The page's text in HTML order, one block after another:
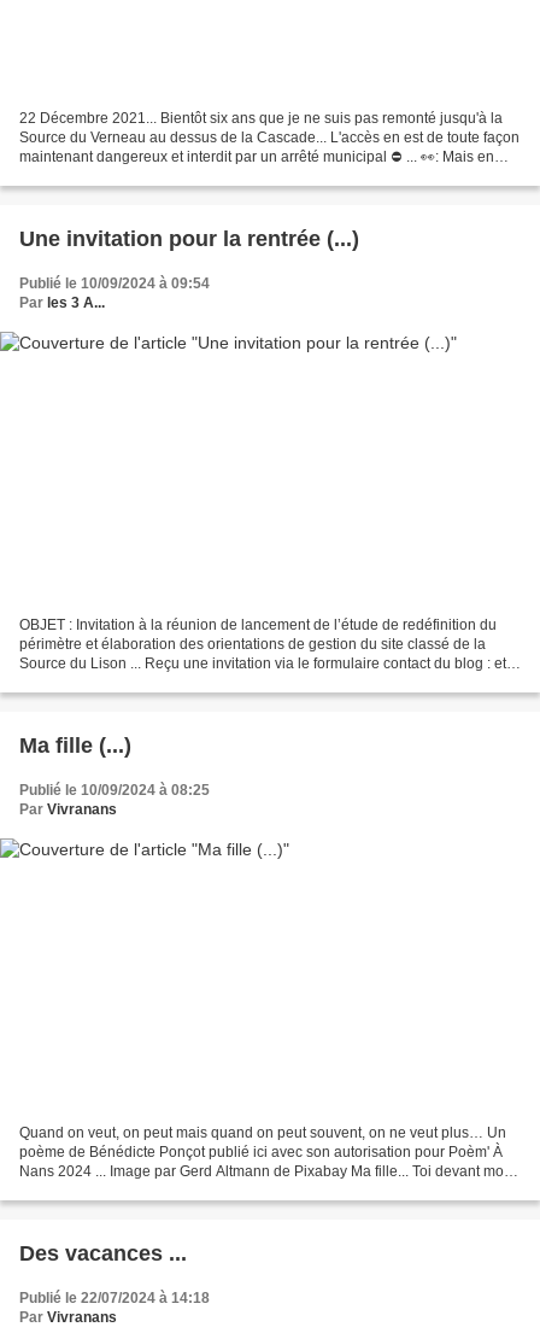
22 Décembre 2021... Bientôt six ans que je ne suis pas remonté jusqu'à la
Source du Verneau au dessus de la Cascade... L'accès en est de toute façon
maintenant dangereux et interdit par un arrêté municipal ⛔ ... 👀: Mais en
Une invitation pour la rentrée (...)
Publié le 10/09/2024 à 09:54
Par les 3 A...
OBJET : Invitation à la réunion de lancement de l’étude de redéfinition du
périmètre et élaboration des orientations de gestion du site classé de la
Source du Lison ... Reçu une invitation via le formulaire contact du blog : et
Ma fille (...)
Publié le 10/09/2024 à 08:25
Par Vivranans
Quand on veut, on peut mais quand on peut souvent, on ne veut plus… Un
poème de Bénédicte Ponçot publié ici avec son autorisation pour Poèm' À
Nans 2024 ... Image par Gerd Altmann de Pixabay Ma fille... Toi devant moi
Des vacances ...
Publié le 22/07/2024 à 14:18
Par Vivranans